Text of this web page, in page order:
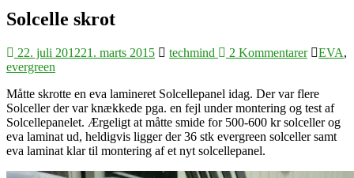
Solcelle skrot
22. juli 201221. marts 2015 techmind 2 Kommentarer EVA,
evergreen
Måtte skrotte en eva lamineret Solcellepanel idag. Der var flere
Solceller der var knækkede pga. en fejl under montering og test af
Solcellepanelet. Ærgeligt at måtte smide for 500-600 kr solceller og
eva laminat ud, heldigvis ligger der 36 stk evergreen solceller samt
eva laminat klar til montering af et nyt solcellepanel.